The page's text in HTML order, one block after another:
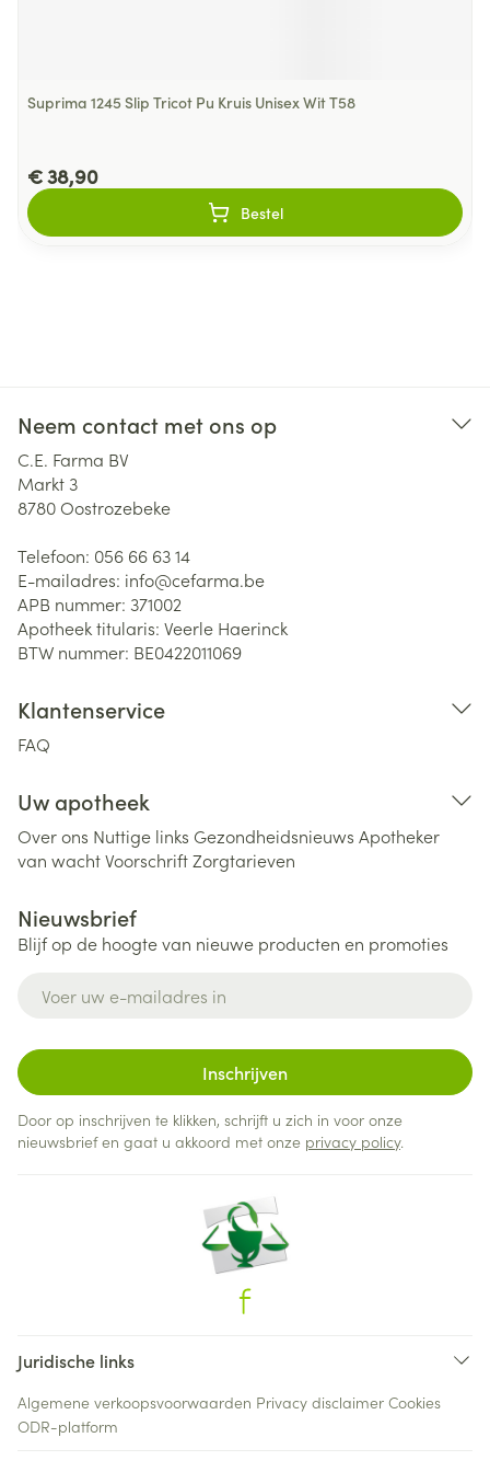
Suprima 1245 Slip Tricot Pu Kruis Unisex Wit T58
€ 38,90
Bestel
Neem contact met ons op
C.E. Farma BV
Markt 3
8780Oostrozebeke
Telefoon: 056 66 63 14
E-mailadres: info@cefarma.be
APB nummer: 371002
Apotheek titularis: Veerle Haerinck
BTW nummer: BE0422011069
Klantenservice
FAQ
Uw apotheek
Over ons Nuttige links Gezondheidsnieuws Apotheker
van wachtVoorschriftZorgtarieven
Nieuwsbrief
Blijf op de hoogte van nieuwe producten en promoties
Inschrijven
Door op inschrijven te klikken, schrijft u zich in voor onze
nieuwsbrief en gaat u akkoord met onze privacy policy.
Juridische links
Algemene verkoopsvoorwaarden Privacy disclaimer Cookies
ODR-platform